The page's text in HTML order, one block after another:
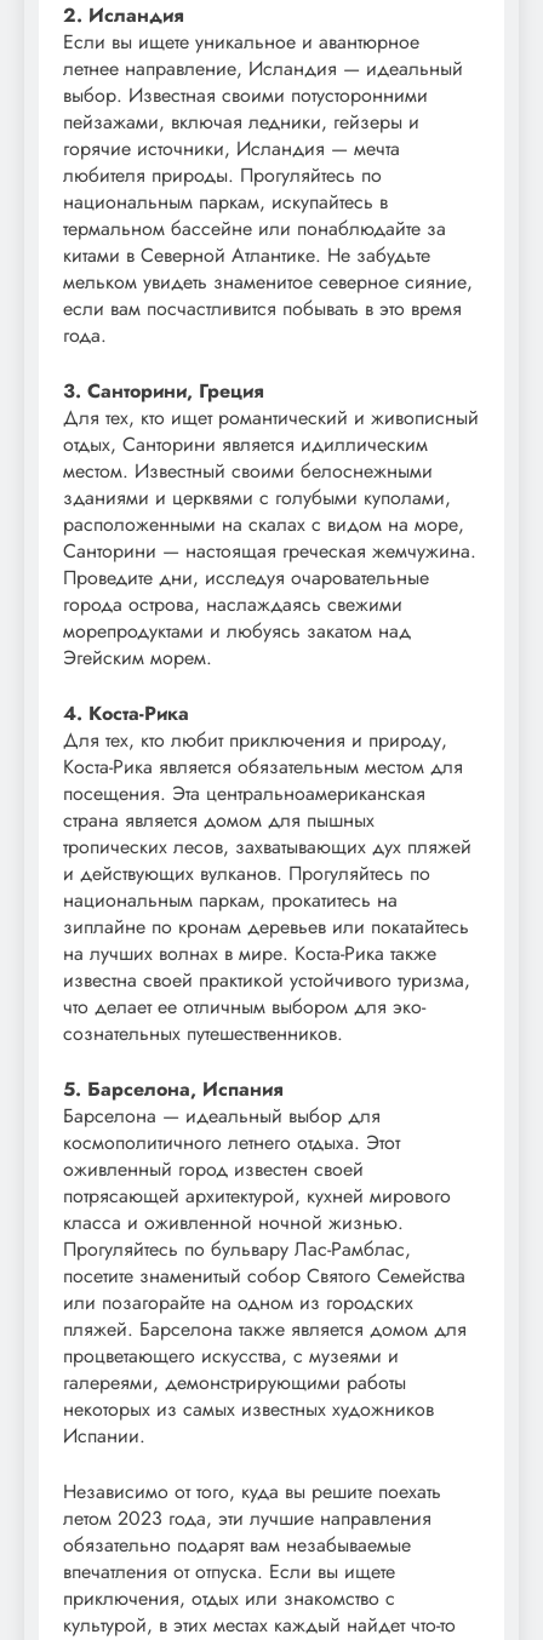
2. Исландия
Если вы ищете уникальное и авантюрное
летнее направление, Исландия — идеальный
выбор. Известная своими потусторонними
пейзажами, включая ледники, гейзеры и
горячие источники, Исландия — мечта
любителя природы. Прогуляйтесь по
национальным паркам, искупайтесь в
термальном бассейне или понаблюдайте за
китами в Северной Атлантике. Не забудьте
мельком увидеть знаменитое северное сияние,
если вам посчастливится побывать в это время
года.
3. Санторини, Греция
Для тех, кто ищет романтический и живописный
отдых, Санторини является идиллическим
местом. Известный своими белоснежными
зданиями и церквями с голубыми куполами,
расположенными на скалах с видом на море,
Санторини — настоящая греческая жемчужина.
Проведите дни, исследуя очаровательные
города острова, наслаждаясь свежими
морепродуктами и любуясь закатом над
Эгейским морем.
4. Коста-Рика
Для тех, кто любит приключения и природу,
Коста-Рика является обязательным местом для
посещения. Эта центральноамериканская
страна является домом для пышных
тропических лесов, захватывающих дух пляжей
и действующих вулканов. Прогуляйтесь по
национальным паркам, прокатитесь на
зиплайне по кронам деревьев или покатайтесь
на лучших волнах в мире. Коста-Рика также
известна своей практикой устойчивого туризма,
что делает ее отличным выбором для эко-
сознательных путешественников.
5. Барселона, Испания
Барселона — идеальный выбор для
космополитичного летнего отдыха. Этот
оживленный город известен своей
потрясающей архитектурой, кухней мирового
класса и оживленной ночной жизнью.
Прогуляйтесь по бульвару Лас-Рамблас,
посетите знаменитый собор Святого Семейства
или позагорайте на одном из городских
пляжей. Барселона также является домом для
процветающего искусства, с музеями и
галереями, демонстрирующими работы
некоторых из самых известных художников
Испании.
Независимо от того, куда вы решите поехать
летом 2023 года, эти лучшие направления
обязательно подарят вам незабываемые
впечатления от отпуска. Если вы ищете
приключения, отдых или знакомство с
культурой, в этих местах каждый найдет что-то